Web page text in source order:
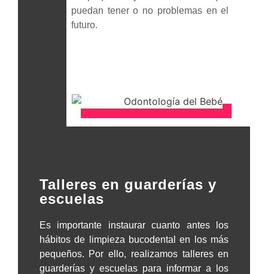
puedan tener o no problemas en el
futuro.
Talleres en guarderías y
escuelas
Es importante instaurar cuanto antes los
hábitos de limpieza bucodental en los más
pequeños. Por ello, realizamos talleres en
guarderías y escuelas para informar a los